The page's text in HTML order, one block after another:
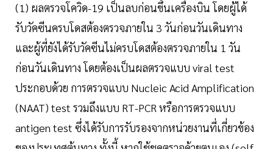
(1) ผลตรวจโควิด-19 เป็นลบก่อนขึ้นเครื่องบิน โดยผู้ได้
รับวัคซีนครบโดสต้องตรวจภายใน 3 วันก่อนวันเดินทาง
และผู้ที่ยังได้รับวัคซีนไม่ครบโดสต้องตรวจภายใน 1 วัน
ก่อนวันเดินทาง โดยต้องเป็นผลตรวจแบบ viral test
ประกอบด้วย การตรวจแบบ Nucleic Acid Amplification
(NAAT) test รวมถึงแบบ RT-PCR หรือการตรวจแบบ
antigen test ซึ่งได้รับการรับรองจากหน่วยงานที่เกี่ยวข้อง